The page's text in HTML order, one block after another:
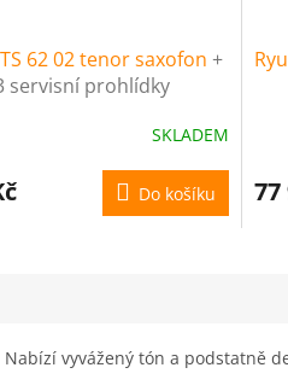
62 02 tenor saxofon +
servisní prohlídky
SKLADEM
Do košíku 77
vyvážený tón a podstatně